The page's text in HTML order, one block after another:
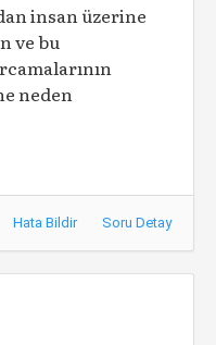
insan üzerine
ve bu
neden
Hata Bildir Soru Detay